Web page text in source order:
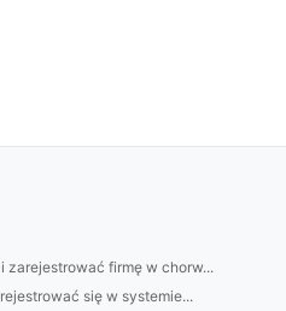
zarejestrować firmę w chorw...
się w systemie...